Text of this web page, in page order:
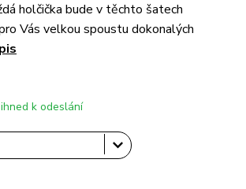
holčička bude v těchto šatech
Vás velkou spoustu dokonalých
k odeslání